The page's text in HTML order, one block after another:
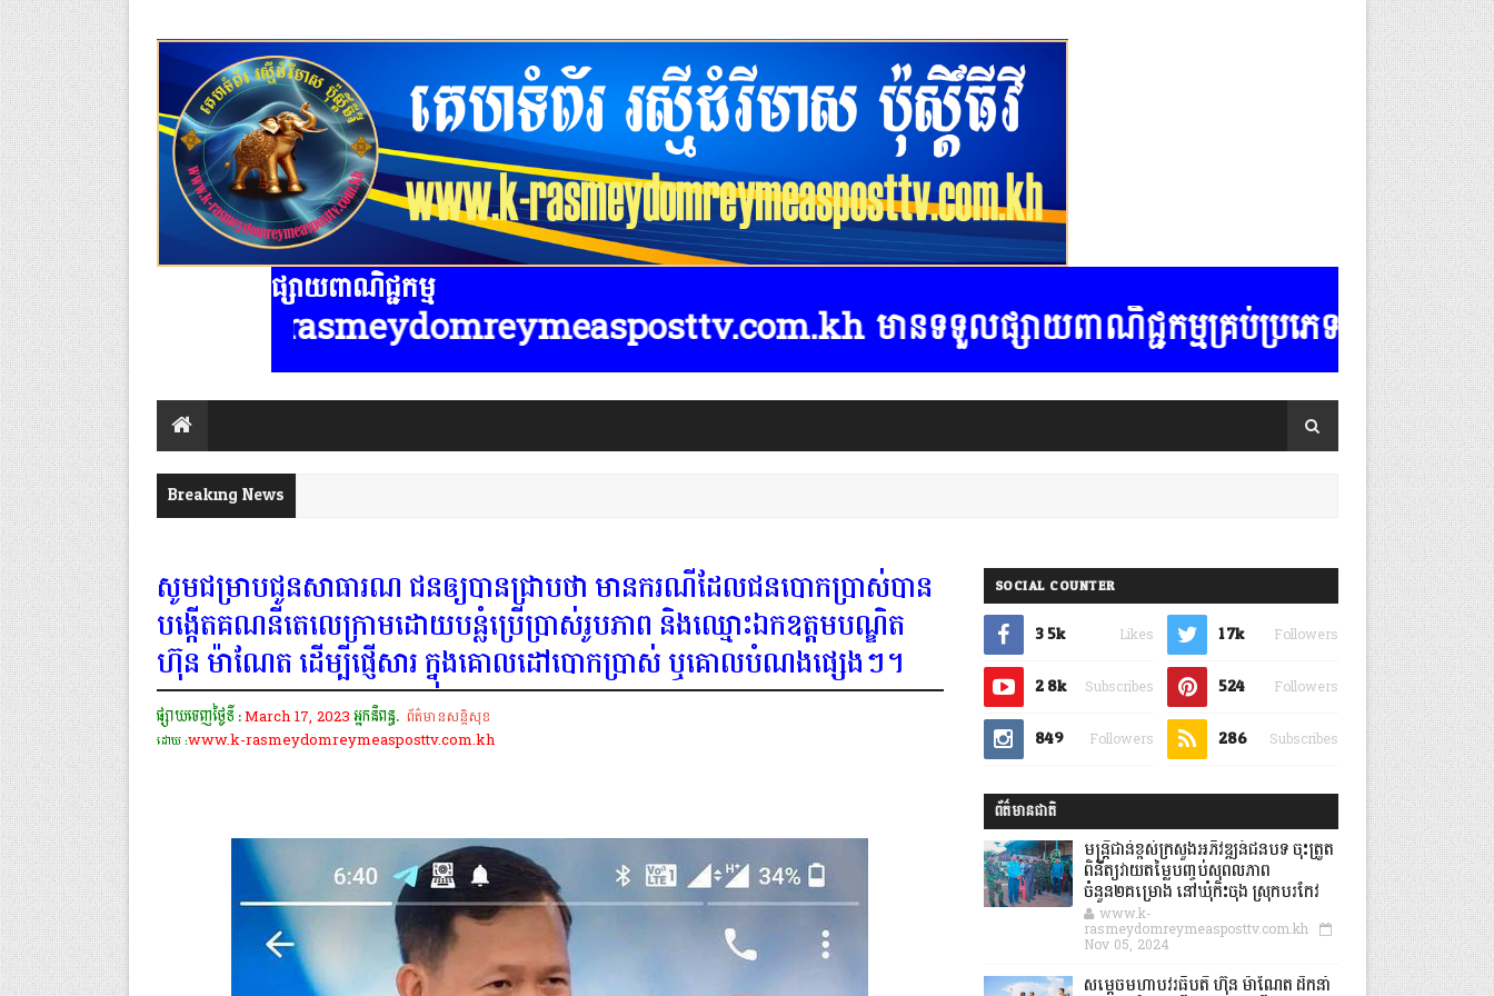
ផ្សាយពាណិជ្ជកម្ម
គមន៍ www.k-rasmeydomreymeasposttv.com.kh មានទទួលផ្សាយពាណិជ្ជកម្មគ្រប់ប្រភេទ ទំនាក់ទំនងលេខ
Breaking News
សូមជម្រាបជូនសាធារណ:ជនឲ្យបានជ្រាបថា​ មានករណីដែលជនបោកប្រាស់បាន
បង្កេីតគណនីតេលេក្រាមដោយបន្លំប្រេីប្រាស់រូបភាព​ និងឈ្មោះឯកឧត្តមបណ្ឌិត​
ហ៊ុន ម៉ាណែត ដេីម្បីផ្ញេីសារ​ ក្នុងគោលដៅបោកប្រាស់​ ឬគោលបំណងផ្សេងៗ។
ផ្សាយចេញថ្ងៃទី :March 17, 2023អ្នកនិពន្ធ. ព័ត៌មានសន្តិសុខ
ដោយ :www.k-rasmeydomreymeasposttv.com.kh
SOCIAL COUNTER
3.5k Likes 1.7k Followers
2.8k Subscribes 524 Followers
849 Followers 286 Subscribes
ព័ត៌មានជាតិ
មន្ត្រីជាន់ខ្ពស់ក្រសួងអភិវឌ្ឍន៍ជនបទ ចុះត្រួត
ពិនិត្យវាយតម្លៃបញ្ចប់សុពលភាព
ចំនួន២គម្រោង នៅឃុំកិះចុង ស្រុកបរកែវ
www.k-
rasmeydomreymeasposttv.com.kh
Nov 05, 2024
សម្តេចមហាបវរធិបតី ហ៊ុន ម៉ាណែត ដឹកនាំ